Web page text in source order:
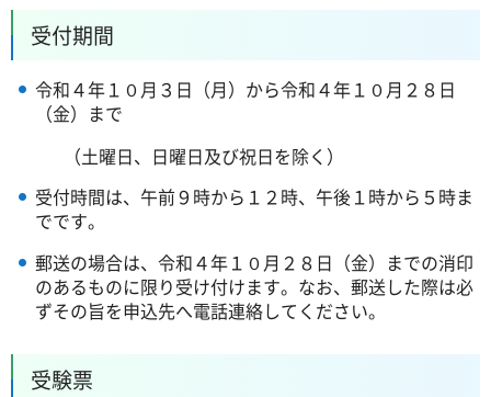
受付期間
令和４年１０月３日（月）から令和４年１０月２８日
（金）まで
（土曜日、日曜日及び祝日を除く）
受付時間は、午前９時から１２時、午後１時から５時ま
でです。
郵送の場合は、令和４年１０月２８日（金）までの消印
のあるものに限り受け付けます。なお、郵送した際は必
ずその旨を申込先へ電話連絡してください。
受験票